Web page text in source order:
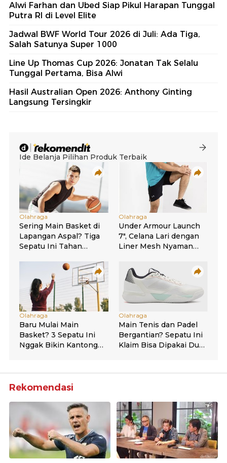
Alwi Farhan dan Ubed Siap Pikul Harapan Tunggal
Putra RI di Level Elite
Jadwal BWF World Tour 2026 di Juli: Ada Tiga,
Salah Satunya Super 1000
Line Up Thomas Cup 2026: Jonatan Tak Selalu
Tunggal Pertama, Bisa Alwi
Hasil Australian Open 2026: Anthony Ginting
Langsung Tersingkir
Rekomendasi